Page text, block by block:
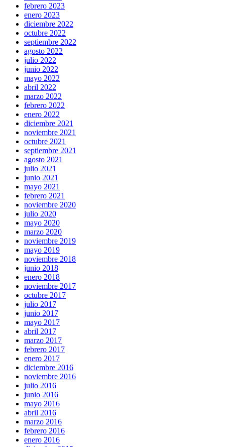
febrero 2023
enero 2023
diciembre 2022
octubre 2022
septiembre 2022
agosto 2022
julio 2022
junio 2022
mayo 2022
abril 2022
marzo 2022
febrero 2022
enero 2022
diciembre 2021
noviembre 2021
octubre 2021
septiembre 2021
agosto 2021
julio 2021
junio 2021
mayo 2021
febrero 2021
noviembre 2020
julio 2020
mayo 2020
marzo 2020
noviembre 2019
mayo 2019
noviembre 2018
junio 2018
enero 2018
noviembre 2017
octubre 2017
julio 2017
junio 2017
mayo 2017
abril 2017
marzo 2017
febrero 2017
enero 2017
diciembre 2016
noviembre 2016
julio 2016
junio 2016
mayo 2016
abril 2016
marzo 2016
febrero 2016
enero 2016